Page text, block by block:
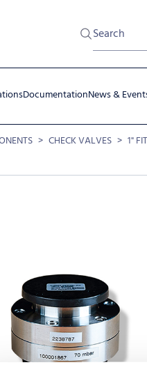
DocumentationNews &
> CHECK VALVES > 1"